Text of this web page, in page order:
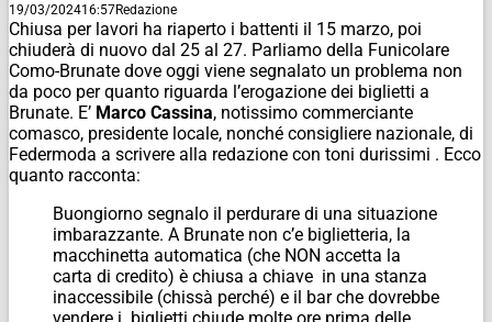
19/03/202416:57Redazione
Chiusa per lavori ha riaperto i battenti il 15 marzo, poi
chiuderà di nuovo dal 25 al 27. Parliamo della Funicolare
Como-Brunate dove oggi viene segnalato un problema non
da poco per quanto riguarda l’erogazione dei biglietti a
Brunate. E’ Marco Cassina, notissimo commerciante
comasco, presidente locale, nonché consigliere nazionale, di
Federmoda a scrivere alla redazione con toni durissimi . Ecco
quanto racconta:
Buongiorno segnalo il perdurare di una situazione
imbarazzante. A Brunate non c’e biglietteria, la
macchinetta automatica (che NON accetta la
carta di credito) è chiusa a chiave in una stanza
inaccessibile (chissà perché) e il bar che dovrebbe
vendere i biglietti chiude molte ore prima delle